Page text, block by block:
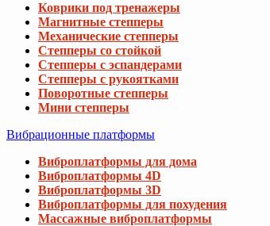
Коврики под тренажеры
Магнитные степперы
Механические степперы
Степперы со стойкой
Степперы с эспандерами
Степперы с рукоятками
Поворотные степперы
Мини степперы
Вибрационные платформы
Виброплатформы для дома
Виброплатформы 4D
Виброплатформы 3D
Виброплатформы для похудения
Массажные виброплатформы